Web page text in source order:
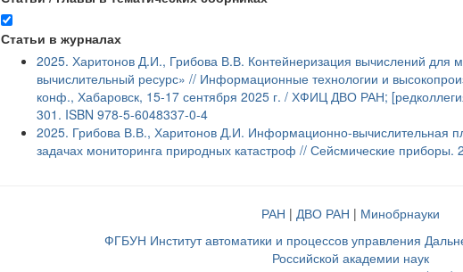
Статьи в журналах
2025. Харитонов Д.И., Грибова В.В. Контейнеризация вычислений для
вычислительный ресурс» // Информационные технологии и
конф., Хабаровск, 15-17 сентября 2025 г. / ХФИЦ ДВО РАН;
301. ISBN 978-5-6048337-0-4
2025. Грибова В.В., Харитонов Д.И. Информационно-вычислительная
задачах мониторинга природных катастроф // Сейсмические
РАН | ДВО РАН | Минобрнауки
ФГБУН Институт автоматики и процессов управления
Российской академии наук